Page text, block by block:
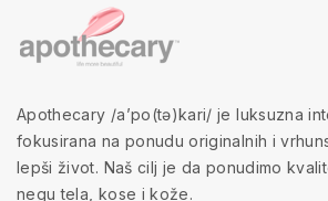
Apothecary /a’po(tə)kari/ je luksuzna
fokusirana na ponudu originalnih i
lepši život. Naš cilj je da ponudimo
negu tela, kose i kože.